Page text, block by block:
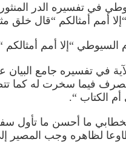
في تفسيره الدر
أمم أمثالكم “قال خلق
السيوطي “إلا أمم أمثالكم
في تفسيره جامع البيان
فيما سخرت له كما
الكتاب “.
ما أحسن ما تأول
لظاهره وجب المصير